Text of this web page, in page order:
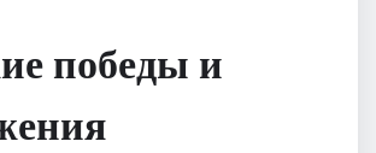
победы и